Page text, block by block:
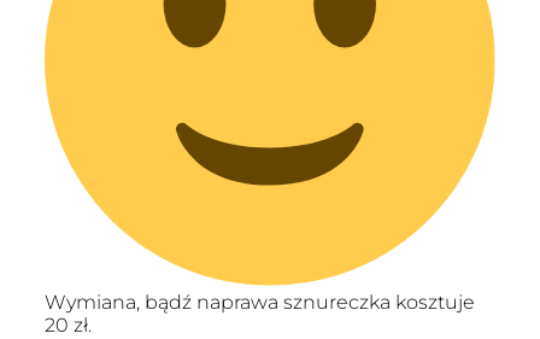
Wymiana, bądź naprawa sznureczka kosztuje
20 zł.